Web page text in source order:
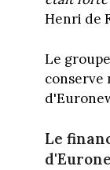
Henri de
Le
conserve
Le